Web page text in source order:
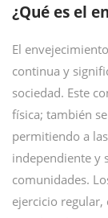
¿Qué es el
El
continua y
sociedad. Este
física; también
permitiendo a
independiente y
comunidades.
ejercicio